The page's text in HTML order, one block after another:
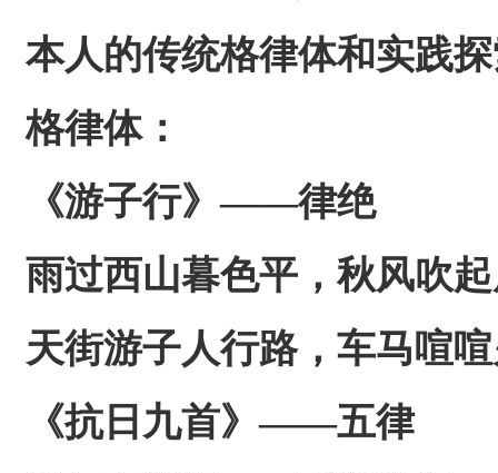
本人的传统格律体和实践
格律体：
《游子行》——律绝
雨过西山暮色平，秋风吹
天街游子人行路，车马喧
《抗日九首》——五律